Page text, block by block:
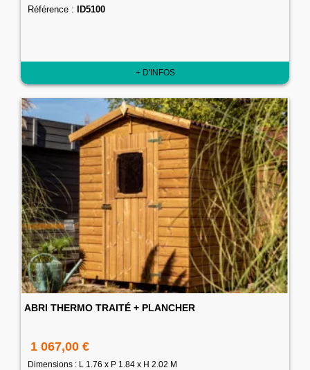
Référence : ID5100
+ D'INFOS
ABRI THERMO TRAITÉ + PLANCHER
1 067,00 €
Dimensions : L 1.76 x P 1.84 x H 2.02 M